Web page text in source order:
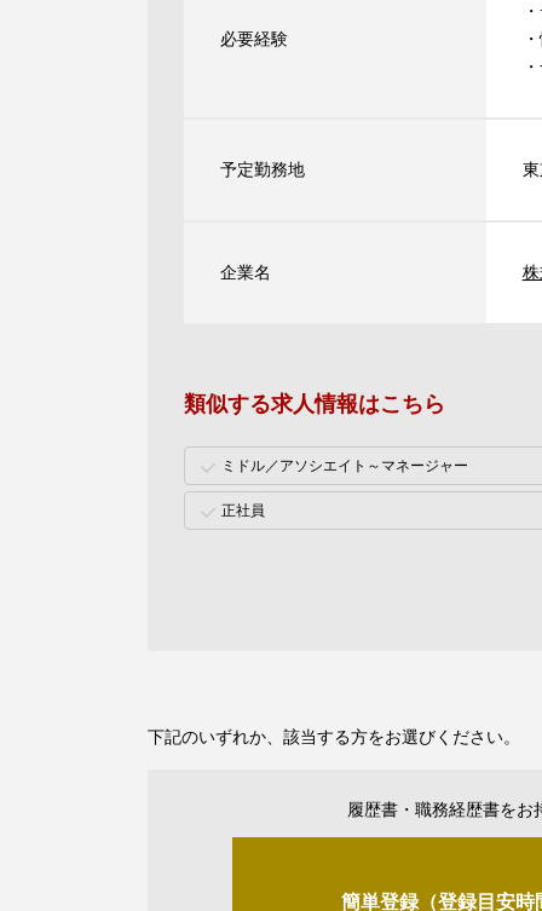
必要経験
予定勤務地
企業名
類似する求人情報はこちら
ミドル／アソシエイト～マネージャー
正社員
下記のいずれか、該当する方をお選びください。
履歴書・職務経歴書をお
簡単登録（登録目安時